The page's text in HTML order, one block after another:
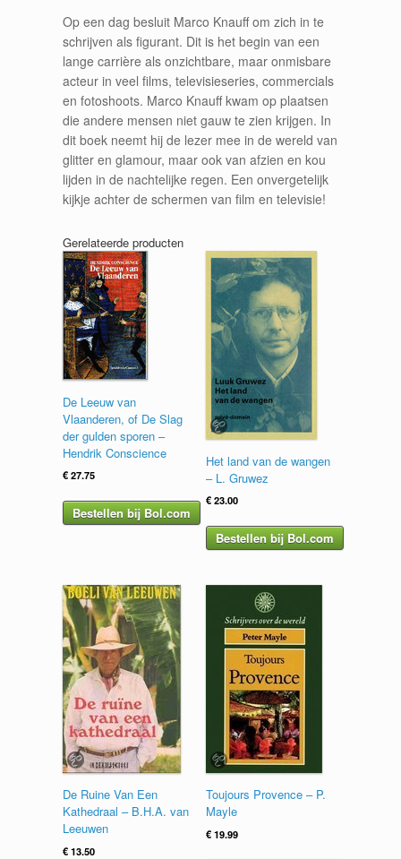
Op een dag besluit Marco Knauff om zich in te
schrijven als figurant. Dit is het begin van een
lange carrière als onzichtbare, maar onmisbare
acteur in veel films, televisieseries, commercials
en fotoshoots. Marco Knauff kwam op plaatsen
die andere mensen niet gauw te zien krijgen. In
dit boek neemt hij de lezer mee in de wereld van
glitter en glamour, maar ook van afzien en kou
lijden in de nachtelijke regen. Een onvergetelijk
kijkje achter de schermen van film en televisie!
Gerelateerde producten
De Leeuw van
Vlaanderen, of De Slag
der gulden sporen –
Hendrik Conscience
€27.75
Bestellen bij Bol.com
Het land van de wangen
– L. Gruwez
€23.00
Bestellen bij Bol.com
De Ruine Van Een
Kathedraal – B.H.A. van
Leeuwen
€13.50
Toujours Provence – P.
Mayle
€19.99